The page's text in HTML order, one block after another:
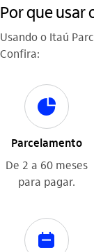
Por que usar
Usando o Itaú
Confira:
parcelamento
Parcelamento
De 2 a 60 meses
para pagar.
calendario